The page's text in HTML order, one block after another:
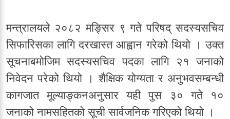
मन्त्रालयले २०८२ मङ्सिर ९ गते परिषद् सदस्यसचिव
सिफारिसका लागि दरखास्त आह्वान गरेको थियो । उक्त
सूचनाबमोजिम सदस्यसचिव पदका लागि २१ जनाको
निवेदन परेको थियो । शैक्षिक योग्यता र अनुभवसम्बन्धी
कागजात मूल्याङ्कनअनुसार यही पुस ३० गते १०
जनाको नामसहितको सूची सार्वजनिक गरिएको थियो ।